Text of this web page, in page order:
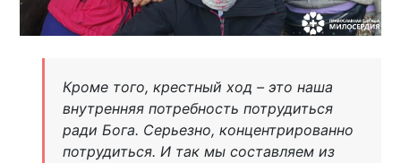
Кроме того, крестный ход – это наша
внутренняя потребность потрудиться
ради Бога. Серьезно, концентрированно
потрудиться. И так мы составляем из